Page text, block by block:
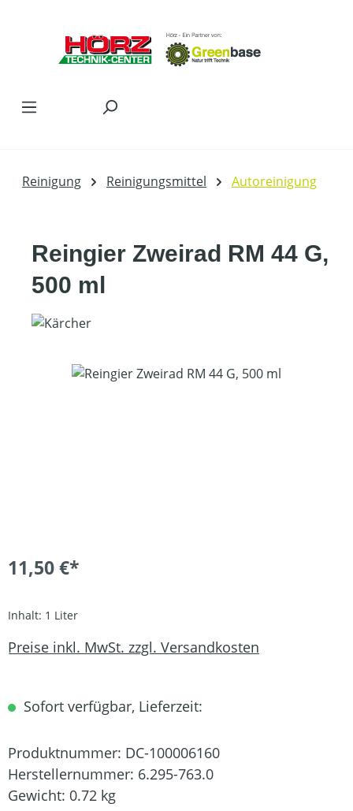
Reinigung Reinigungsmittel Autoreinigung
Reingier Zweirad RM 44 G,
500 ml
Bildergalerie überspringen
11,50 €*
Inhalt: 1 Liter
Preise inkl. MwSt. zzgl. Versandkosten
Sofort verfügbar, Lieferzeit:
Produktnummer: DC-100006160
Herstellernummer: 6.295-763.0
Gewicht: 0.72 kg